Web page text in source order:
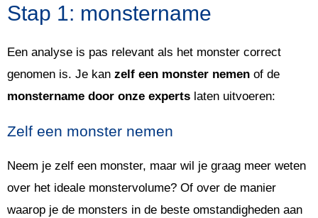
Stap 1: monstername
Een analyse is pas relevant als het monster correct
genomen is. Je kan zelf een monster nemen of de
monstername door onze experts laten uitvoeren:
Zelf een monster nemen
Neem je zelf een monster, maar wil je graag meer weten
over het ideale monstervolume? Of over de manier
waarop je de monsters in de beste omstandigheden aan